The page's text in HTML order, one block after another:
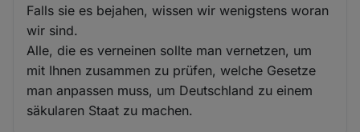
Falls sie es bejahen, wissen wir wenigstens woran
wir sind.
Alle, die es verneinen sollte man vernetzen, um
mit Ihnen zusammen zu prüfen, welche Gesetze
man anpassen muss, um Deutschland zu einem
säkularen Staat zu machen.